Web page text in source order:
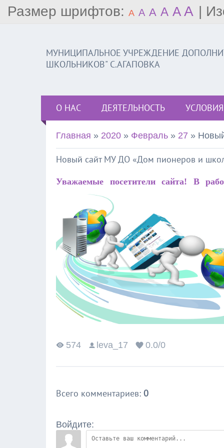
Размер шрифтов: A A A A A A |
МУНИЦИПАЛЬНОЕ УЧРЕЖДЕНИЕ
ШКОЛЬНИКОВ" С.АГАПОВКА
О НАС ДЕЯТЕЛЬНОСТЬ УСЛОВИЯ
Главная » 2020 » Февраль » 27 »
Новый сайт МУ ДО «Дом пионеров и
Уважаемые посетители сайта! В
574 leva_17 0.0/0
Всего комментариев: 0
Войдите: